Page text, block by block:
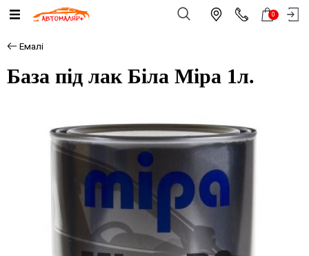
0
Емалі
База під лак Біла Mipa 1л.